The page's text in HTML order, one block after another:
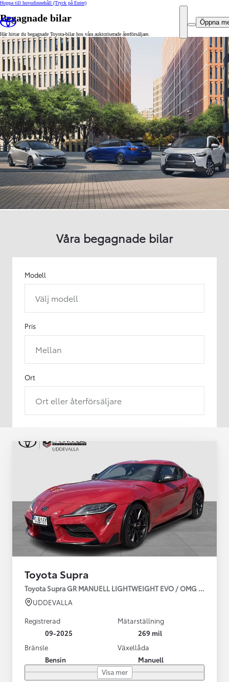
Hoppa till huvudinnehåll (Tryck på Enter)
Öppna
Begagnade bilar
Här hittar du begagnade Toyota-bilar hos våra auktoriserade återförsäljare.
Våra begagnade bilar
Modell
Välj modell
Pris
Mellan
Ort
Ort eller återförsäljare
Toyota Supra
Toyota Supra GR MANUELL LIGHTWEIGHT EVO / OMG LEV!
UDDEVALLA
Registrerad
09-2025
Mätarställning
269 mil
Bränsle
Bensin
Växellåda
Manuell
Visa mer